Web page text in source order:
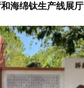
海绵钛生产线展厅